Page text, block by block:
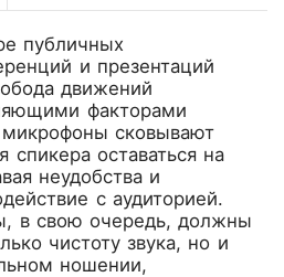
публичных
и презентаций
движений
факторами
сковывают
спикера оставаться на
неудобства и
с аудиторией.
в свою очередь, должны
чистоту звука, но и
ношении,